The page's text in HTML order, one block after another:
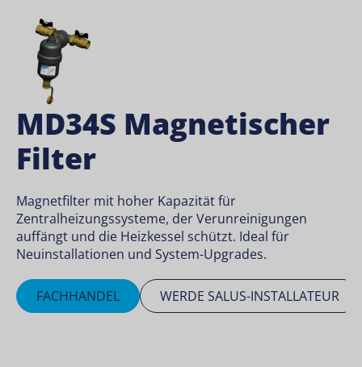
MD34S Magnetischer
Filter
Magnetfilter mit hoher Kapazität für
Zentralheizungssysteme, der Verunreinigungen
auffängt und die Heizkessel schützt. Ideal für
Neuinstallationen und System-Upgrades.
FACHHANDEL WERDE SALUS-INSTALLATEUR